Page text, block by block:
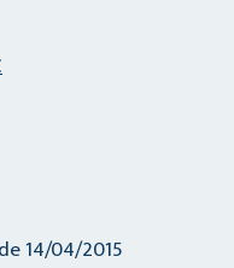
14/04/2015